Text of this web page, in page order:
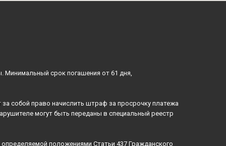
Минимальный срок погашения от 61 дня,
собой право начислить штраф за просрочку платежа
могут быть переданы в специальный реестр
положениями Статьи 437 Гражданского